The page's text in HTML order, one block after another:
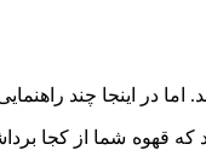
در اینجا چند
شما از کجا